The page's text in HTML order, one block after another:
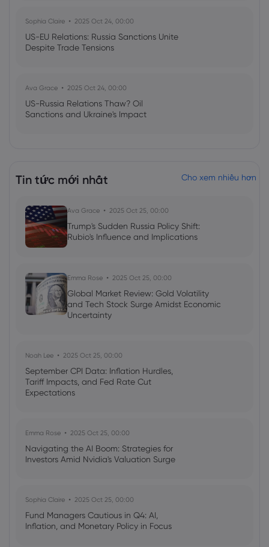
Sophia Claire 2025 Oct 24, 00:00
US-EU Relations: Russia Sanctions Unite
Despite Trade Tensions
Ava Grace 2025 Oct 24, 00:00
US-Russia Relations Thaw? Oil
Sanctions and Ukraine's Impact
Apollo Global Management's Outlook
Ava Grace 2025 Jul 03, 08:35
AI Podcast: Fresh Insights on Fed Rate
Cut Timing - News in a New Way
Tin tức mới nhất Cho xem nhiều hơn
Ava Grace 2025 Oct 25, 00:00
Trump's Sudden Russia Policy Shift:
Rubio's Influence and Implications
Emma Rose 2025 Oct 25, 00:00
Global Market Review: Gold Volatility
and Tech Stock Surge Amidst Economic
Uncertainty
Noah Lee 2025 Oct 25, 00:00
September CPI Data: Inflation Hurdles,
Tariff Impacts, and Fed Rate Cut
Expectations
Emma Rose 2025 Oct 25, 00:00
Navigating the AI Boom: Strategies for
Investors Amid Nvidia's Valuation Surge
Sophia Claire 2025 Oct 25, 00:00
Fund Managers Cautious in Q4: AI,
Inflation, and Monetary Policy in Focus